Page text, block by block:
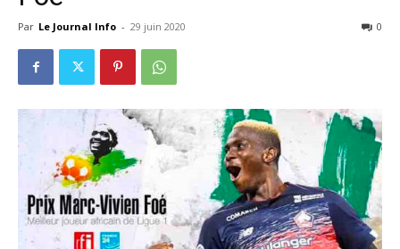
Par Le Journal Info - 29 juin 2020 0